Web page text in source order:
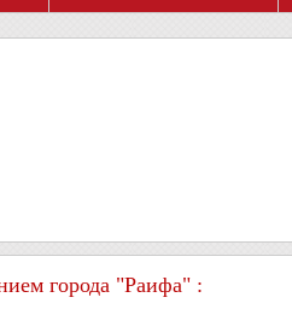
города "Раифа" :